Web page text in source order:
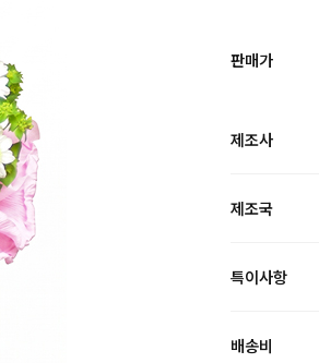
판매가
제조사
제조국
특이사항
배송비